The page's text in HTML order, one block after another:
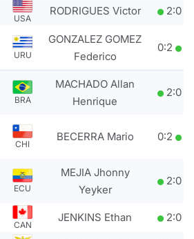
USA
RODRIGUES Victor 2:0
URU
GONZALEZ GOMEZ
Federico
0:2
BRA
MACHADO Allan
Henrique
2:0
CHI
BECERRA Mario 0:2
ECU
MEJIA Jhonny
Yeyker
2:0
CAN
JENKINS Ethan 2:0